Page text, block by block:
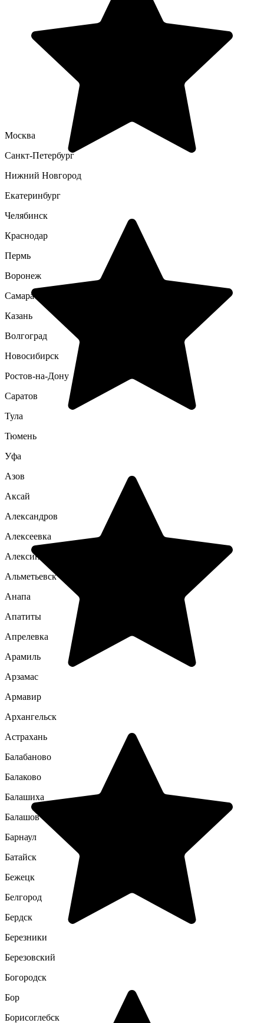
Москва
Санкт-Петербург
Нижний Новгород
Екатеринбург
Челябинск
Краснодар
Пермь
Воронеж
Самара
Казань
Волгоград
Новосибирск
Ростов-на-Дону
Саратов
Тула
Тюмень
Уфа
Азов
Аксай
Александров
Алексеевка
Алексин
Альметьевск
Анапа
Апатиты
Апрелевка
Арамиль
Арзамас
Армавир
Архангельск
Астрахань
Балабаново
Балаково
Балашиха
Балашов
Барнаул
Батайск
Бежецк
Белгород
Бердск
Березники
Березовский
Богородск
Бор
Борисоглебск